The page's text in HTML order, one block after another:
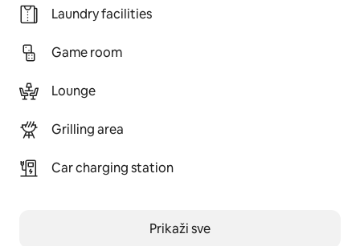
Laundry facilities
Game room
Lounge
Grilling area
Car charging station
Prikaži sve